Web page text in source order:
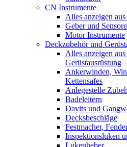
CN Instrumente
Alles anzeigen
Geber und
Motor Instrumente
Deckzubehör und
Alles anzeigen
Gerüstausrüstung
Ankerwinden,
Kettensafes
Anlegestelle
Badeleitern
Davits und
Decksbeschläge
Festmacher,
Inspektionsluken
Lukenheber